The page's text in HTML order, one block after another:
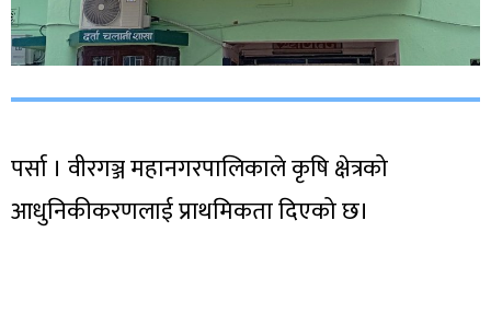
पर्सा । वीरगञ्ज महानगरपालिकाले कृषि क्षेत्रको
आधुनिकीकरणलाई प्राथमिकता दिएको छ।